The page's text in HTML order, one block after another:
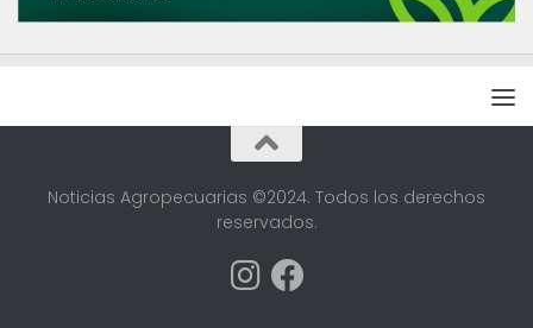
Noticias Agropecuarias ©2024. Todos los derechos
reservados.